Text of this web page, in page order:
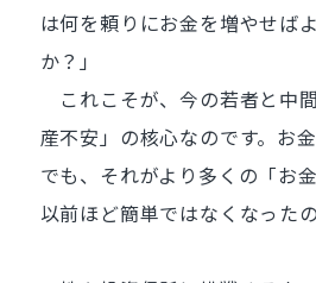
は何を頼りにお金を増やせば
か？」
これこそが、今の若者と中
産不安」の核心なのです。お
でも、それがより多くの「お
以前ほど簡単ではなくなったの